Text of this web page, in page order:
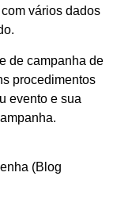
vários dados
de campanha de
procedimentos
evento e sua
(Blog